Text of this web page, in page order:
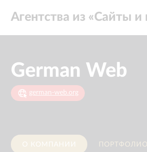
Агентства из «Сайты и
German Web
german-web.org
О КОМПАНИИ ПОРТФОЛИО